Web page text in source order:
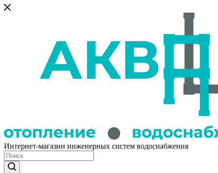
Интернет-магазин инженерных систем водоснабжения